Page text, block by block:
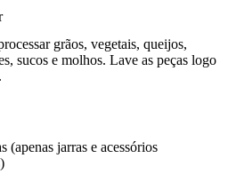
grãos, vegetais, queijos,
sucos e molhos. Lave as peças logo
(apenas jarras e acessórios